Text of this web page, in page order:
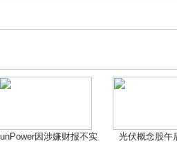
因涉嫌财报不实 光伏概念股午